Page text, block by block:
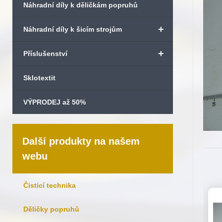
Náhradní díly k děličkám popruhů
+
Náhradní díly k šicím strojům
+
Příslušenství
Sklotextit
VÝPRODEJ až 50%
Další produkty na našem
webu
Čisticí technika
Děličky popruhů